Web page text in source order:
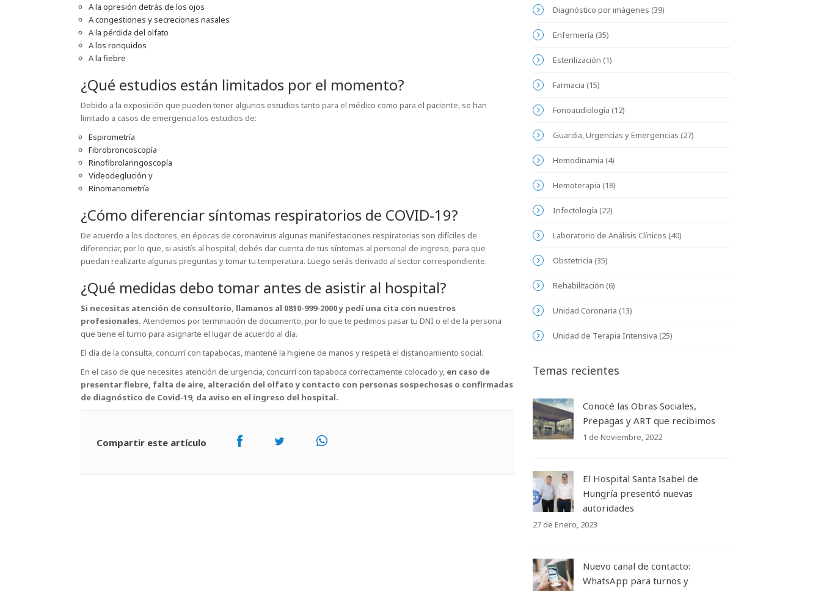
A la opresión detrás de los ojos
A congestiones y secreciones nasales
A la pérdida del olfato
A los ronquidos
A la fiebre
¿Qué estudios están limitados por el momento?
Debido a la exposición que pueden tener algunos estudios tanto para el médico como para el paciente, se han
limitado a casos de emergencia los estudios de:
Espirometría
Fibrobroncoscopía
Rinofibrolaringoscopía
Videodeglución y
Rinomanometría
¿Cómo diferenciar síntomas respiratorios de COVID-19?
De acuerdo a los doctores, en épocas de coronavirus algunas manifestaciones respiratorias son difíciles de
diferenciar, por lo que, si asistís al hospital, debés dar cuenta de tus síntomas al personal de ingreso, para que
puedan realizarte algunas preguntas y tomar tu temperatura. Luego serás derivado al sector correspondiente.
¿Qué medidas debo tomar antes de asistir al hospital?
Si necesitas atención de consultorio, llamanos al 0810-999-2000 y pedí una cita con nuestros
profesionales. Atendemos por terminación de documento, por lo que te pedimos pasar tu DNI o el de la persona
que tiene el turno para asignarte el lugar de acuerdo al día.
El día de la consulta, concurrí con tapabocas, mantené la higiene de manos y respetá el distanciamiento social.
En el caso de que necesites atención de urgencia, concurrí con tapaboca correctamente colocado y, en caso de
presentar fiebre, falta de aire, alteración del olfato y contacto con personas sospechosas o confirmadas
de diagnóstico de Covid-19, da aviso en el ingreso del hospital.
Compartir este artículo
Diagnóstico por imágenes (39)
Enfermería (35)
Esterilización (1)
Farmacia (15)
Fonoaudiología (12)
Guardia, Urgencias y Emergencias (27)
Hemodinamia (4)
Hemoterapia (18)
Infectología (22)
Laboratorio de Análisis Clínicos (40)
Obstetricia (35)
Rehabilitación (6)
Unidad Coronaria (13)
Unidad de Terapia Intensiva (25)
Temas recientes
Conocé las Obras Sociales,
Prepagas y ART que recibimos
1 de Noviembre, 2022
El Hospital Santa Isabel de
Hungría presentó nuevas
autoridades
27 de Enero, 2023
Nuevo canal de contacto:
WhatsApp para turnos y